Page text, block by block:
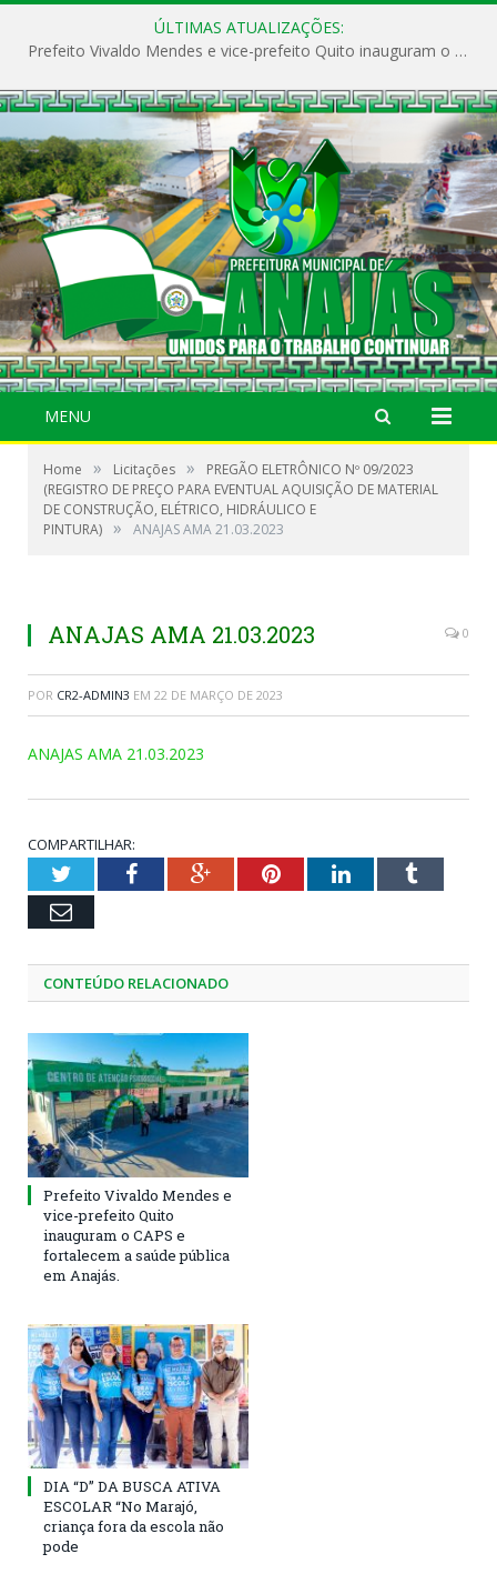
ÚLTIMAS ATUALIZAÇÕES:
Prefeito Vivaldo Mendes e vice-prefeito Quito inauguram o CAPS e fortalecem a saúde pública em Anajás.
MENU
Home » Licitações »
PREGÃO ELETRÔNICO Nº 09/2023
(REGISTRO DE PREÇO PARA EVENTUAL AQUISIÇÃO DE MATERIAL
DE CONSTRUÇÃO, ELÉTRICO, HIDRÁULICO E
PINTURA) » ANAJAS AMA 21.03.2023
ANAJAS AMA 21.03.2023 0
POR CR2-ADMIN3 EM 22 DE MARÇO DE 2023
ANAJAS AMA 21.03.2023
COMPARTILHAR:
TwitterFacebookGoogle+PinterestLinkedInTumblr
Email
CONTEÚDO RELACIONADO
Prefeito Vivaldo Mendes e
vice-prefeito Quito
inauguram o CAPS e
fortalecem a saúde pública
em Anajás.
DIA “D” DA BUSCA ATIVA
ESCOLAR “No Marajó,
criança fora da escola não
pode